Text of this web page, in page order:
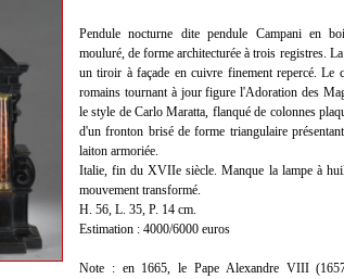
Pendule nocturne dite pendule Campani en
mouluré, de forme architecturée à trois registres.
un tiroir à façade en cuivre finement repercé. Le
romains tournant à jour figure l'Adoration des
le style de Carlo Maratta, flanqué de colonnes
d'un fronton brisé de forme triangulaire
laiton armoriée.
Italie, fin du XVIIe siècle. Manque la lampe à
mouvement transformé.
H. 56, L. 35, P. 14 cm.
Estimation : 4000/6000 euros
Note : en 1665, le Pape Alexandre VIII